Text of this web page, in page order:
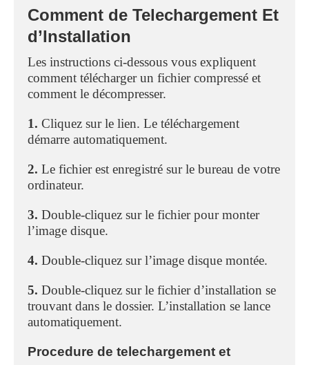
Comment de Telechargement Et
d’Installation
Les instructions ci-dessous vous expliquent
comment télécharger un fichier compressé et
comment le décompresser.
1. Cliquez sur le lien. Le téléchargement
démarre automatiquement.
2. Le fichier est enregistré sur le bureau de votre
ordinateur.
3. Double-cliquez sur le fichier pour monter
l’image disque.
4. Double-cliquez sur l’image disque montée.
5. Double-cliquez sur le fichier d’installation se
trouvant dans le dossier. L’installation se lance
automatiquement.
Procedure de telechargement et